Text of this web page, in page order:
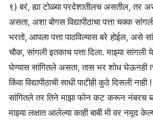
९) बरं, ह्या टोळ्या परदेशातीलच असतील, तर
असता, अशा बोगस विद्यापीठाचा पत्ता चक्क
भरतो, आपला पत्ता पाठविल्यास बरे होईल, असे
चौक, सांगली इतकाच पत्ता दिला. माझ्या
घेण्यास सांगितले असता, तास भर शोध घेऊनही
किंवा विद्यापीठाची साधी पाटीही कुठे दिसली
सांगितले तर तिने माझा फोन कट करून नंबरच
माझ्या लक्षात आलेल्या काही बाबी मी वर नमूद